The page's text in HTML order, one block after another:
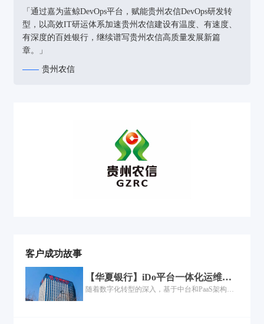
「通过嘉为蓝鲸DevOps平台，赋能贵州农信DevOps研发转
型，以高效IT研运体系加速贵州农信建设有温度、有速度、
有深度的百姓银行，继续谱写贵州农信高质量发展新篇
章。」
贵州农信
客户成功故事
【华夏银行】iDo平台一体化运维的
落地过程
随着数字化转型的深入，基于中台和PaaS架构的